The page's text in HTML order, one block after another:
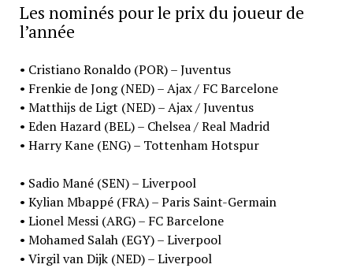
Les nominés pour le prix du joueur de
l’année
• Cristiano Ronaldo (POR) – Juventus
• Frenkie de Jong (NED) – Ajax / FC Barcelone
• Matthijs de Ligt (NED) – Ajax / Juventus
• Eden Hazard (BEL) – Chelsea / Real Madrid
• Harry Kane (ENG) – Tottenham Hotspur
• Sadio Mané (SEN) – Liverpool
• Kylian Mbappé (FRA) – Paris Saint-Germain
• Lionel Messi (ARG) – FC Barcelone
• Mohamed Salah (EGY) – Liverpool
• Virgil van Dijk (NED) – Liverpool